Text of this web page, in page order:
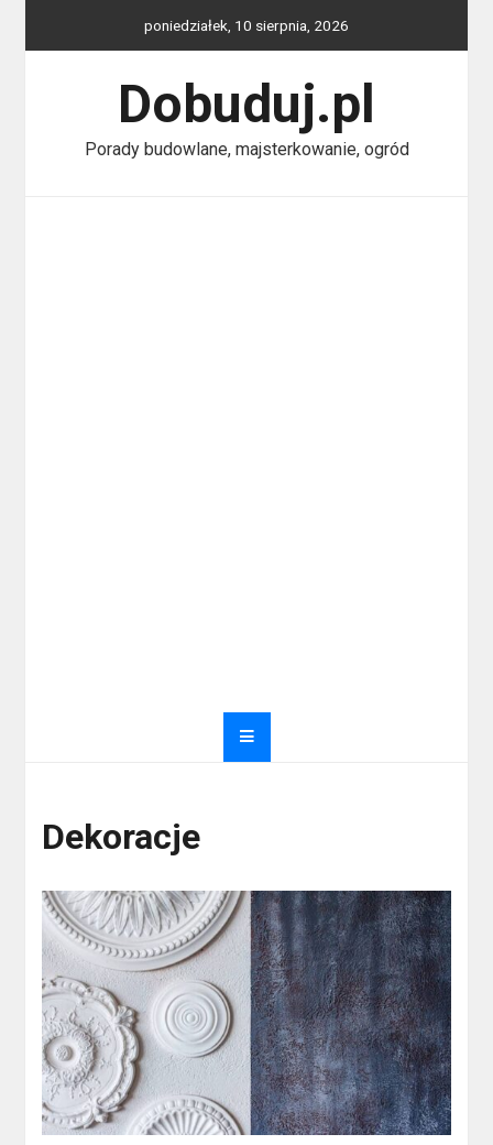
poniedziałek, 10 sierpnia, 2026
Dobuduj.pl
Porady budowlane, majsterkowanie, ogród
Dekoracje